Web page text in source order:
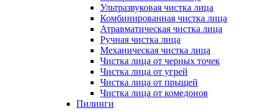
Ультразвуковая чистка лица
Комбинированная чистка лица
Атравматическая чистка лица
Ручная чистка лица
Механическая чистка лица
Чистка лица от черных точек
Чистка лица от угрей
Чистка лица от прыщей
Чистка лица от комедонов
Пилинги